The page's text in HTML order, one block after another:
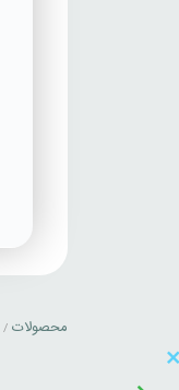
محصولات /